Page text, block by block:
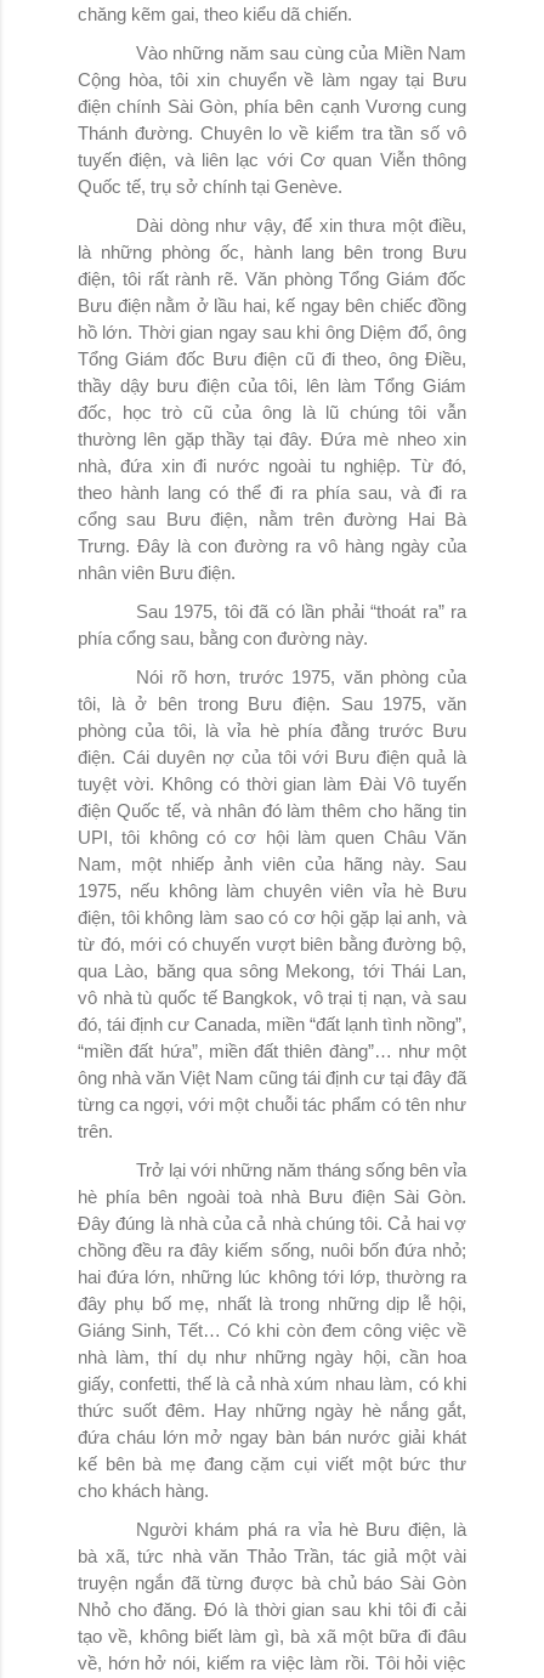
chăng kẽm gai, theo kiểu dã chiến.
Vào những năm sau cùng của Miền Nam
Cộng hòa, tôi xin chuyển về làm ngay tại Bưu
điện chính Sài Gòn, phía bên cạnh Vương cung
Thánh đường. Chuyên lo về kiểm tra tần số vô
tuyến điện, và liên lạc với Cơ quan Viễn thông
Quốc tế, trụ sở chính tại Genève.
Dài dòng như vậy, để xin thưa một điều,
là những phòng ốc, hành lang bên trong Bưu
điện, tôi rất rành rẽ. Văn phòng Tổng Giám đốc
Bưu điện nằm ở lầu hai, kế ngay bên chiếc đồng
hồ lớn. Thời gian ngay sau khi ông Diệm đổ, ông
Tổng Giám đốc Bưu điện cũ đi theo, ông Điều,
thầy dậy bưu điện của tôi, lên làm Tổng Giám
đốc, học trò cũ của ông là lũ chúng tôi vẫn
thường lên gặp thầy tại đây. Đứa mè nheo xin
nhà, đứa xin đi nước ngoài tu nghiệp. Từ đó,
theo hành lang có thể đi ra phía sau, và đi ra
cổng sau Bưu điện, nằm trên đường Hai Bà
Trưng. Đây là con đường ra vô hàng ngày của
nhân viên Bưu điện.
Sau 1975, tôi đã có lần phải “thoát ra” ra
phía cổng sau, bằng con đường này.
Nói rõ hơn, trước 1975, văn phòng của
tôi, là ở bên trong Bưu điện. Sau 1975, văn
phòng của tôi, là vỉa hè phía đằng trước Bưu
điện. Cái duyên nợ của tôi với Bưu điện quả là
tuyệt vời. Không có thời gian làm Đài Vô tuyến
điện Quốc tế, và nhân đó làm thêm cho hãng tin
UPI, tôi không có cơ hội làm quen Châu Văn
Nam, một nhiếp ảnh viên của hãng này. Sau
1975, nếu không làm chuyên viên vỉa hè Bưu
điện, tôi không làm sao có cơ hội gặp lại anh, và
từ đó, mới có chuyến vượt biên bằng đường bộ,
qua Lào, băng qua sông Mekong, tới Thái Lan,
vô nhà tù quốc tế Bangkok, vô trại tị nạn, và sau
đó, tái định cư Canada, miền “đất lạnh tình nồng”,
“miền đất hứa”, miền đất thiên đàng”… như một
ông nhà văn Việt Nam cũng tái định cư tại đây đã
từng ca ngợi, với một chuỗi tác phẩm có tên như
trên.
Trở lại với những năm tháng sống bên vỉa
hè phía bên ngoài toà nhà Bưu điện Sài Gòn.
Đây đúng là nhà của cả nhà chúng tôi. Cả hai vợ
chồng đều ra đây kiếm sống, nuôi bốn đứa nhỏ;
hai đứa lớn, những lúc không tới lớp, thường ra
đây phụ bố mẹ, nhất là trong những dịp lễ hội,
Giáng Sinh, Tết… Có khi còn đem công việc về
nhà làm, thí dụ như những ngày hội, cần hoa
giấy, confetti, thế là cả nhà xúm nhau làm, có khi
thức suốt đêm. Hay những ngày hè nắng gắt,
đứa cháu lớn mở ngay bàn bán nước giải khát
kế bên bà mẹ đang cặm cụi viết một bức thư
cho khách hàng.
Người khám phá ra vỉa hè Bưu điện, là
bà xã, tức nhà văn Thảo Trần, tác giả một vài
truyện ngắn đã từng được bà chủ báo Sài Gòn
Nhỏ cho đăng. Đó là thời gian sau khi tôi đi cải
tạo về, không biết làm gì, bà xã một bữa đi đâu
về, hớn hở nói, kiếm ra việc làm rồi. Tôi hỏi việc